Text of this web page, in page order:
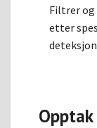
Filtrer og
etter